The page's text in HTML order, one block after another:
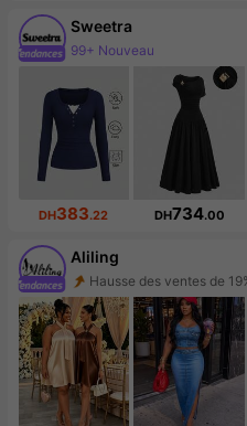
Sweetra
99+ Nouveau
1.5M abonné(e)(s)
DH383.22 DH734.00
Aliling
Hausse des ventes de 19%
48K abonné(e)(s)